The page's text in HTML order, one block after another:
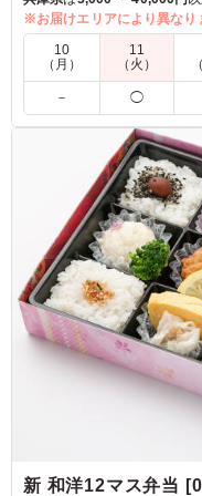
4.0 兵庫県土木施
彩りも良く、美味し
と、コストパフォー
少ないと、金額もそ
配達していただける
ご利用シーン：会議・セ
兵庫県神戸市西区美賀多
※お届けエリアにより異なり
10
（月）
11
（火）
－ ◯
新 和洋12マス弁当